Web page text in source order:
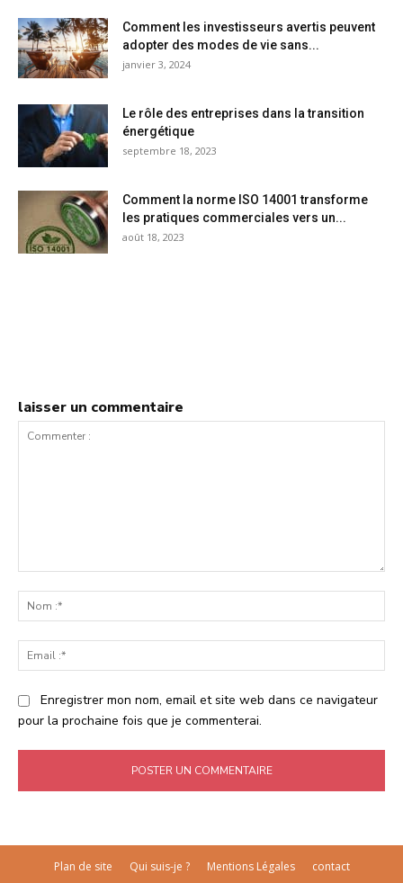
Comment les investisseurs avertis peuvent
adopter des modes de vie sans...
janvier 3, 2024
Le rôle des entreprises dans la transition
énergétique
septembre 18, 2023
Comment la norme ISO 14001 transforme
les pratiques commerciales vers un...
août 18, 2023
laisser un commentaire
:*
:*
Enregistrer mon nom, email et site web dans ce navigateur
pour la prochaine fois que je commenterai.
Plan de site Qui suis-je ? Mentions Légales contact